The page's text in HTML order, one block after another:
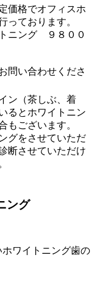
価格でオフィスホ
っております。
ニング ９８００
問い合わせくださ
ン（茶しぶ、着
るとホワイトニン
もございます。
グをさせていただ
断させていただけ
ング
ホワイトニング歯の